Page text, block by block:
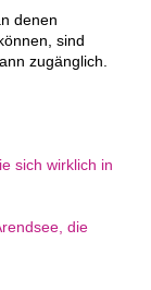
denen
sind
zugänglich.
sich wirklich in
die